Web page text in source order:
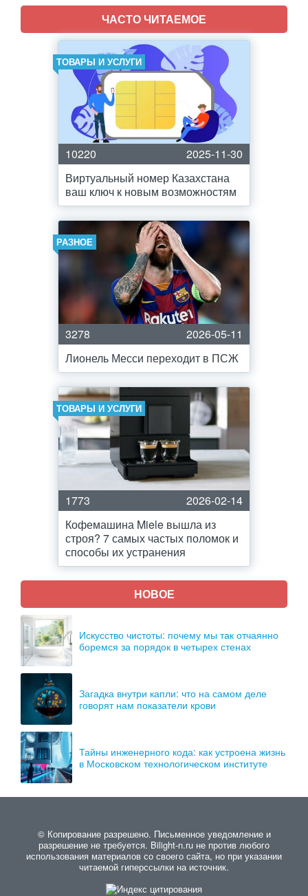
ЧАСТО ЧИТАЕМОЕ
ТОВАРЫ И УСЛУГИ
10220
2025-11-30
Виртуальный номер Казахстана
ваш ключ к новым возможностям
РАЗНОЕ
3278
2026-05-11
Лионель Месси переходит в ПСЖ
ТОВАРЫ И УСЛУГИ
1773
2026-02-14
Кофемашина Miele вышла из
строя? 7 самых частых поломок и
способы их устранения
НОВОЕ
Искусство чистоты: почему мы так отчаянно
боремся за порядок в четырех стенах
Загадка внутри капли: что на самом деле
говорят нам показатели крови
Тайны инженерного кода: как устроена жизнь
в Московском технологическом институте
© Копирование разрешено. Письменное уведомление и
разрешение не требуется. Bilight-n.ru не против любого
использования материалов со своего сайта, но при указании
читаемой гиперссылки на источник.